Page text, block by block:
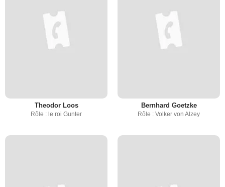
Theodor Loos
Rôle : le roi Gunter
Bernhard Goetzke
Rôle : Volker von Alzey